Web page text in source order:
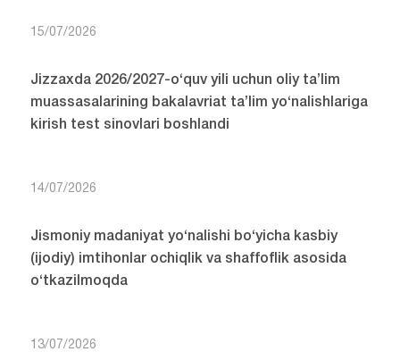
15/07/2026
Jizzaxda 2026/2027-o‘quv yili uchun oliy ta’lim
muassasalarining bakalavriat ta’lim yo‘nalishlariga
kirish test sinovlari boshlandi
14/07/2026
Jismoniy madaniyat yo‘nalishi bo‘yicha kasbiy
(ijodiy) imtihonlar ochiqlik va shaffoflik asosida
o‘tkazilmoqda
13/07/2026